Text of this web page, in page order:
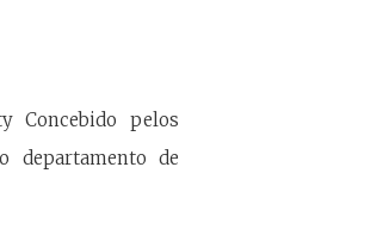
Concebido pelos
departamento de